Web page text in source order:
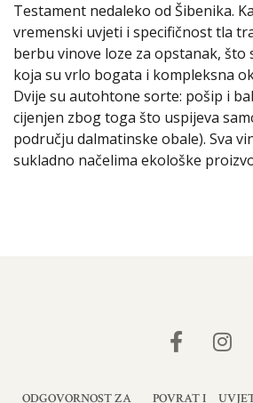
Testament nedaleko od Šibenika.
vremenski uvjeti i specifičnost tla
berbu vinove loze za opstanak, što
koja su vrlo bogata i kompleksna
Dvije su autohtone sorte: pošip i
cijenjen zbog toga što uspijeva
području dalmatinske obale). Sva
sukladno načelima ekološke
ODGOVORNOST ZA POVRAT I